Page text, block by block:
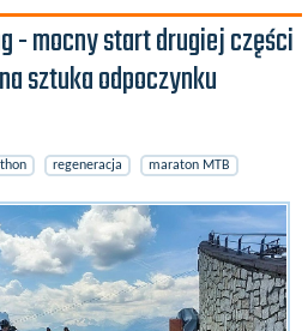
- mocny start drugiej części
sztuka odpoczynku
regeneracja maraton MTB